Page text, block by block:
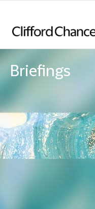
Briefings